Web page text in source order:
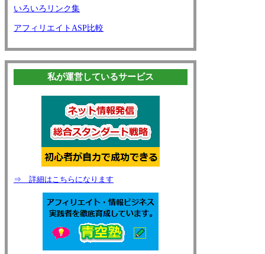
いろいろリンク集
アフィリエイトASP比較
私が運営しているサービス
⇒ 詳細はこちらになります